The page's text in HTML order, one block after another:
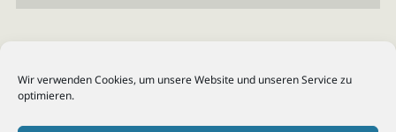
Wir verwenden Cookies, um unsere Website und unseren Service zu
optimieren.